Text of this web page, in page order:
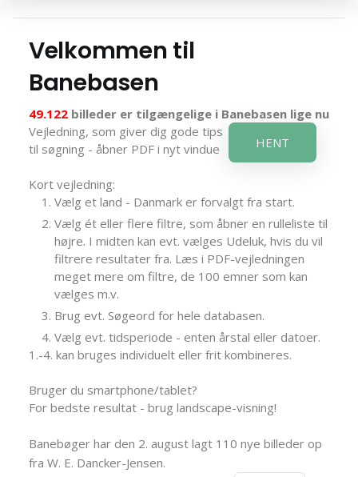
Velkommen til
Banebasen
49.122 billeder er tilgængelige i Banebasen lige nu
Vejledning, som giver dig gode tips
til søgning - åbner PDF i nyt vindue
HENT
Kort vejledning:
Vælg et land - Danmark er forvalgt fra start.
Vælg ét eller flere filtre, som åbner en rulleliste til
højre. I midten kan evt. vælges Udeluk, hvis du vil
filtrere resultater fra. Læs i PDF-vejledningen
meget mere om filtre, de 100 emner som kan
vælges m.v.
Brug evt. Søgeord for hele databasen.
Vælg evt. tidsperiode - enten årstal eller datoer.
1.-4. kan bruges individuelt eller frit kombineres.
Bruger du smartphone/tablet?
For bedste resultat - brug landscape-visning!
Banebøger har den 2. august lagt 110 nye billeder op
fra W. E. Dancker-Jensen.